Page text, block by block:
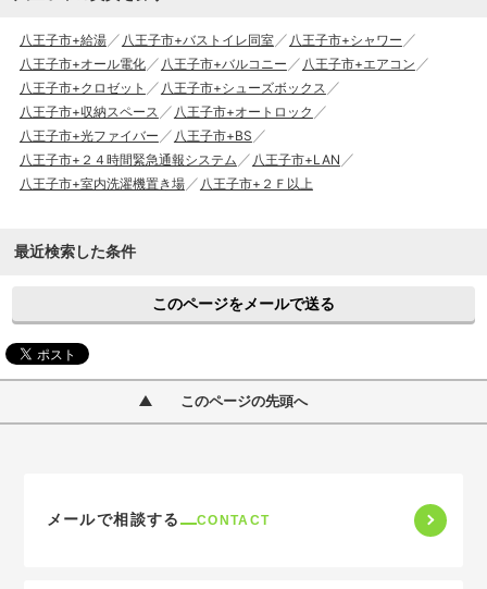
八王子市+給湯 八王子市+バストイレ同室
八王子市+シャワー
八王子市+オール電化
八王子市+バルコニー
八王子市+エアコン
八王子市+クロゼット
八王子市+シューズボックス
八王子市+収納スペース
八王子市+オートロック
八王子市+光ファイバー
八王子市+BS
八王子市+２４時間緊急通報システム
八王子市+LAN
八王子市+室内洗濯機置き場
八王子市+２Ｆ以上
最近検索した条件
このページをメールで送る
このページの先頭へ
メールで相談する CONTACT